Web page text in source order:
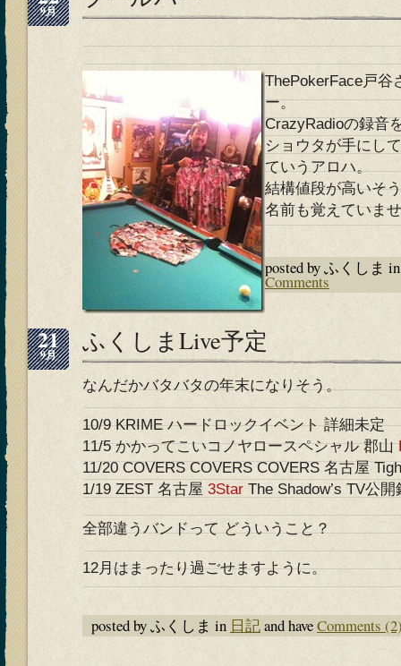
9月
ThePokerFace戸谷
ー。
CrazyRadioの録音
ショウタが手にし
ていうアロハ。
結構値段が高いそ
名前も覚えていま
posted by ふくしま
Comments
21
9月 ふくしまLive予定
なんだかバタバタの年末になりそう。
10/9 KRIME ハードロックイベント 詳細未定
11/5 かかってこいコノヤロースペシャル 郡山
11/20 COVERS COVERS COVERS 名古屋
1/19 ZEST 名古屋 3Star The Shadow’s TV公開
全部違うバンドって どういうこと？
12月はまったり過ごせますように。
posted by ふくしま in 日記and haveComments